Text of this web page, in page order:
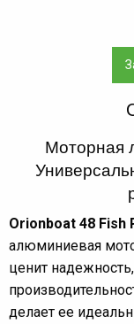
Моторная
Orionboat 48 Fish
алюминиевая
ценит
делает ее